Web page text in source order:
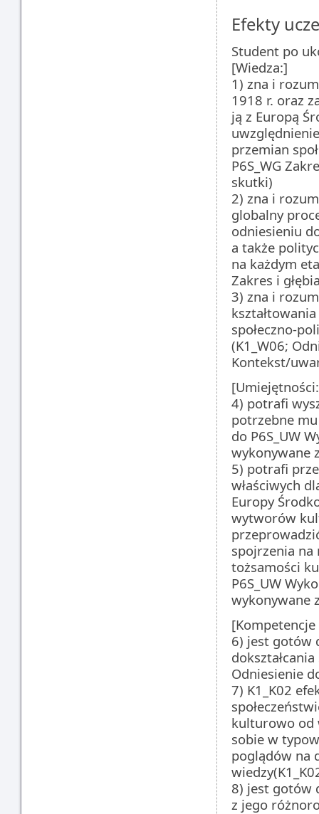
Efekty
Student po
[Wiedza:]
1) zna i
1918 r. oraz
ją z Europą
przemian
P6S_WG
skutki)
2) zna i
globalny
odniesieniu
a także
na każdym
Zakres i
3) zna i
społeczno-
(K1_W06;
Kontekst/
4) potrafi
potrzebne
do P6S_UW
wykonywane
5) potrafi
właściwych
Europy
wytworów
spojrzenia
tożsamości
P6S_UW
wykonywane
[Kompetencje
6) jest gotów
Odniesienie
7) K1_K02
kulturowo od
sobie w
poglądów na
8) jest gotów
z jego